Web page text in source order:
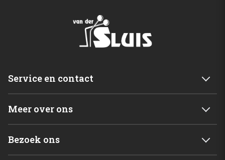
Service en contact
Meer over ons
Bezoek ons